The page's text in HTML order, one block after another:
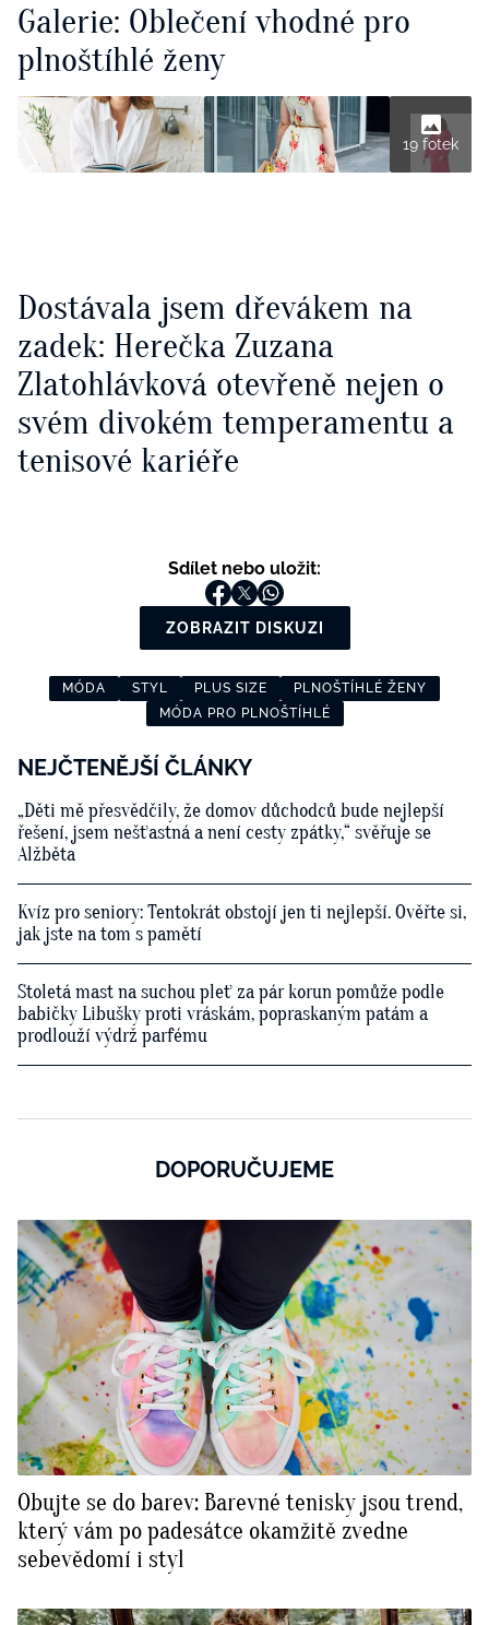
Galerie: Oblečení vhodné pro
plnoštíhlé ženy
19 fotek
Dostávala jsem dřevákem na
zadek: Herečka Zuzana
Zlatohlávková otevřeně nejen o
svém divokém temperamentu a
tenisové kariéře
Sdílet nebo uložit:
ZOBRAZIT DISKUZI
MÓDA STYL PLUS SIZE
PLNOŠTÍHLÉ ŽENY
MÓDA PRO PLNOŠTÍHLÉ
NEJČTENĚJŠÍ ČLÁNKY
„Děti mě přesvědčily, že domov důchodců bude nejlepší
řešení, jsem nešťastná a není cesty zpátky,“ svěřuje se
Alžběta
Kvíz pro seniory: Tentokrát obstojí jen ti nejlepší. Ověřte si,
jak jste na tom s pamětí
Stoletá mast na suchou pleť za pár korun pomůže podle
babičky Libušky proti vráskám, popraskaným patám a
prodlouží výdrž parfému
DOPORUČUJEME
Obujte se do barev: Barevné tenisky jsou trend,
který vám po padesátce okamžitě zvedne
sebevědomí i styl